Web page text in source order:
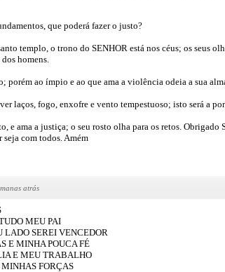
que poderá fazer o justo?
templo, o trono do SENHOR está nos céus; os seus
homens.
porém ao ímpio e ao que ama a violência odeia a sua
laços, fogo, enxofre e vento tempestuoso; isto será a
e ama a justiça; o seu rosto olha para os retos. Obrigado
seja com todos. Amém
atrás
MEU PAI
LADO SEREI VENCEDOR
E MINHA POUCA FÉ
E MEU TRABALHO
FORÇAS